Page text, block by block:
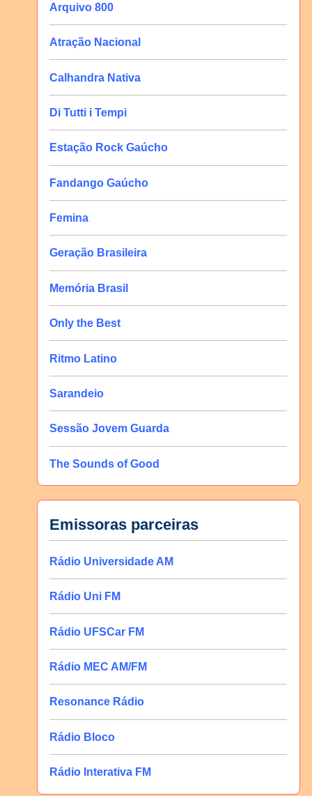
Arquivo 800
Atração Nacional
Calhandra Nativa
Di Tutti i Tempi
Estação Rock Gaúcho
Fandango Gaúcho
Femina
Geração Brasileira
Memória Brasil
Only the Best
Ritmo Latino
Sarandeio
Sessão Jovem Guarda
The Sounds of Good
Emissoras parceiras
Rádio Universidade AM
Rádio Uni FM
Rádio UFSCar FM
Rádio MEC AM/FM
Resonance Rádio
Rádio Bloco
Rádio Interativa FM